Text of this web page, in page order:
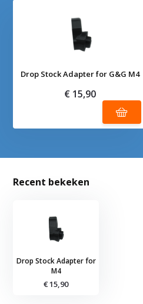
Drop Stock Adapter for G&G M4
€ 15,90
Recent bekeken
Drop Stock Adapter for
M4
€ 15,90